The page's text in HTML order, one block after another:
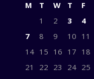
M T W T F
1
2 3 4
7
8 9 10 11
14 15 16 17 18
21
22 23 24 25